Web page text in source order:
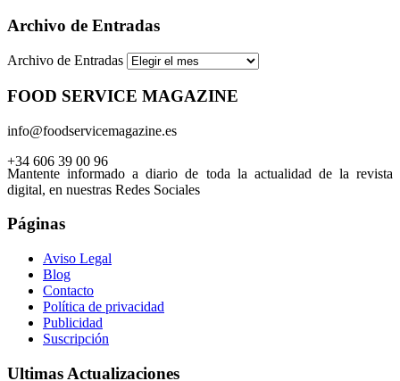
Archivo de Entradas
Archivo de Entradas
FOOD SERVICE MAGAZINE
info@foodservicemagazine.es
+34 606 39 00 96
Mantente informado a diario de toda la actualidad de la revista
digital, en nuestras Redes Sociales
Páginas
Aviso Legal
Blog
Contacto
Política de privacidad
Publicidad
Suscripción
Ultimas Actualizaciones